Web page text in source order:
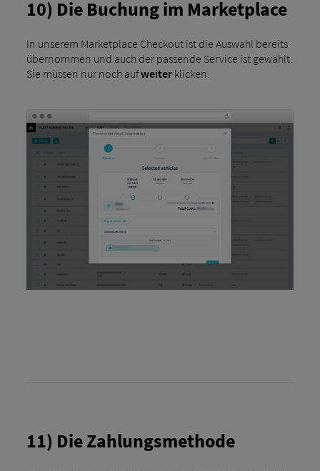
10) Die Buchung im Marketplace
In unserem Marketplace Checkout ist die Auswahl bereits
übernommen und auch der passende Service ist gewählt.
Sie müssen nur noch aufweiterklicken.
11) Die Zahlungsmethode